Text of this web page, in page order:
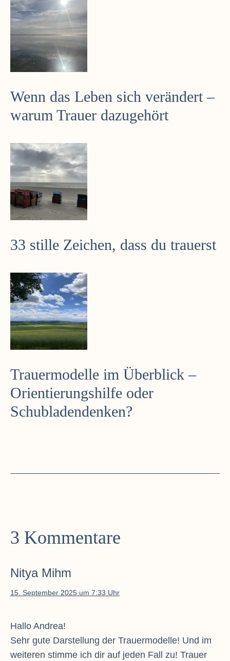
Wenn das Leben sich verändert –
warum Trauer dazugehört
33 stille Zeichen, dass du trauerst
Trauermodelle im Überblick –
Orientierungshilfe oder
Schubladendenken?
3 Kommentare
Nitya Mihm
15. September 2025 um 7:33 Uhr
Hallo Andrea!
Sehr gute Darstellung der Trauermodelle! Und im
weiteren stimme ich dir auf jeden Fall zu! Trauer